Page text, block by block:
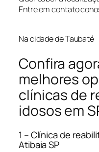
Entre em contato
Na cidade de Taubaté
Confira
melhores
clínicas de
idosos em
1 – Clínica de
Atibaia SP